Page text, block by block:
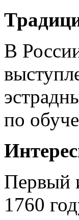
В
по
Первый
1760